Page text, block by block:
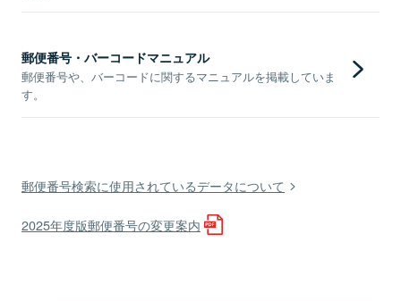
郵便番号・バーコードマニュアル
郵便番号や、バーコードに関するマニュアルを掲載していま
す。
郵便番号検索に使用されているデータについて
2025年度版郵便番号の変更案内